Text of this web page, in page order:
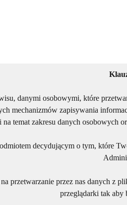
danymi osobowymi, które
mechanizmów zapisywania
temat zakresu danych osobowych
decydującym o tym, które
przetwarzanie przez nas danych z
przeglądarki tak aby